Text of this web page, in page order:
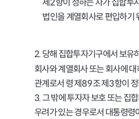
제 2항이 정하는 자가 집합투
법인을 계열회사로 편입하기
2. 당해 집합투자기구에서 보유
회사와 계열회사 또는 회사에
관계로서 령 제 89조 제 3항이
3.그 밖에 투자자 보호 또는 집
우려가 있는 경우로서 대통령령